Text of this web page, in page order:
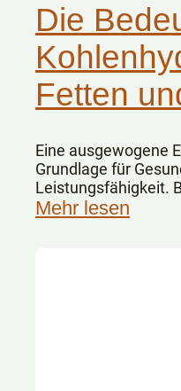
Die
Fetten
Eine ausgewogene
Grundlage für
Leistungsfähigkeit.
Hauptnährstoffe
Eiweiße spielen
Mehr lesen